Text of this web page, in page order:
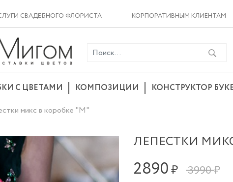
СВАДЕБНОГО ФЛОРИСТА КОРПОРАТИВНЫМ КЛИЕНТАМ
С ЦВЕТАМИ КОМПОЗИЦИИ КОНСТРУКТОР
микс в коробке "М"
ЛЕПЕСТКИ
2890₽ 3990 ₽